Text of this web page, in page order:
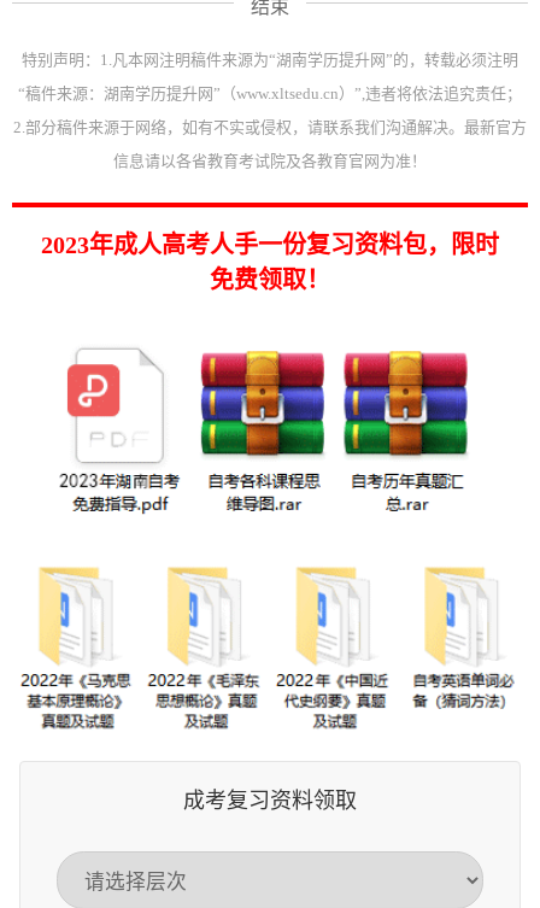
结束
特别声明：1.凡本网注明稿件来源为“湖南学历提升网”的，转载必须注明
“稿件来源：湖南学历提升网”（www.xltsedu.cn）”,违者将依法追究责任；
2.部分稿件来源于网络，如有不实或侵权，请联系我们沟通解决。最新官方
信息请以各省教育考试院及各教育官网为准！
2023年成人高考人手一份复习资料包，限时
免费领取！
成考复习资料领取